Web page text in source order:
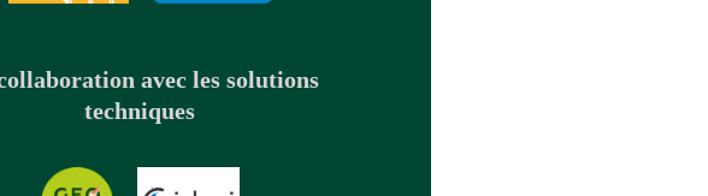
avec les solutions
techniques